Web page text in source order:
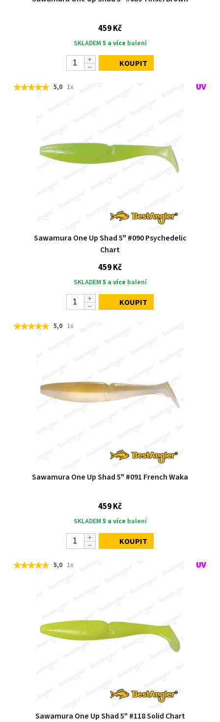
459 Kč
SKLADEM 5 a více balení
KOUPIT
5,0 1x
Sawamura One Up Shad 5" #090 Psychedelic
Chart
459 Kč
SKLADEM 5 a více balení
KOUPIT
5,0 1x
Sawamura One Up Shad 5" #091 French Waka
459 Kč
SKLADEM 5 a více balení
KOUPIT
5,0 1x
Sawamura One Up Shad 5" #118 Solid Chart